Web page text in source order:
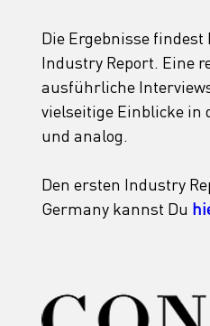
Die Ergebnisse
Industry Report. Eine
ausführliche
vielseitige Einblicke in
und analog.
Den ersten Industry
Germany kannst Du